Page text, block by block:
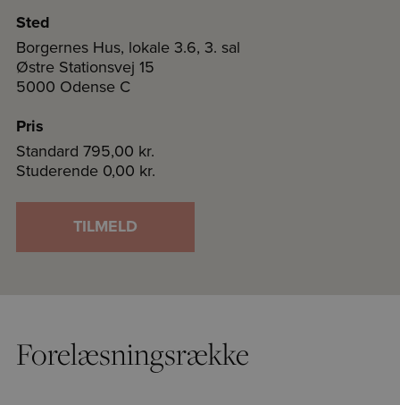
Sted
Borgernes Hus, lokale 3.6, 3. sal
Østre Stationsvej 15
5000 Odense C
Pris
Standard 795,00 kr.
Studerende 0,00 kr.
TILMELD
Forelæsningsrække